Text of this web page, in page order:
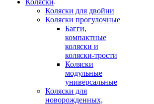
Коляски
Коляски для двойни
Коляски прогулочные
Багги,
компактные
коляски и
коляски-трости
Коляски
модульные
универсальные
Коляски для
новорожденных,